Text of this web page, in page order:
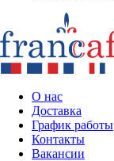
О нас
Доставка
График работы
Контакты
Вакансии